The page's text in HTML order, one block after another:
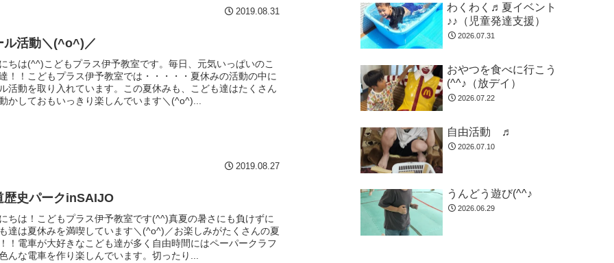
2019.08.31
ル活動＼(^o^)／
ちは(^^)こどもプラス伊予教室です。毎日、元気いっぱいのこ
！！こどもプラス伊予教室では・・・・・夏休みの活動の中に
活動を取り入れています。この夏休みも、こども達はたくさん
かしておもいっきり楽しんでいます＼(^o^)...
2019.08.27
歴史パークinSAIJO
ちは！こどもプラス伊予教室です(^^)真夏の暑さにも負けずに
達は夏休みを満喫しています＼(^o^)／お楽しみがたくさんの夏
！電車が大好きなこども達が多く自由時間にはペーパークラフ
んな電車を作り楽しんでいます。切ったり...
わくわく♬夏イベント
♪♪（児童発達支援）
2026.07.31
おやつを食べに行こう
(^^♪（放デイ）
2026.07.22
自由活動 ♬
2026.07.10
うんどう遊び(^^♪
2026.06.29